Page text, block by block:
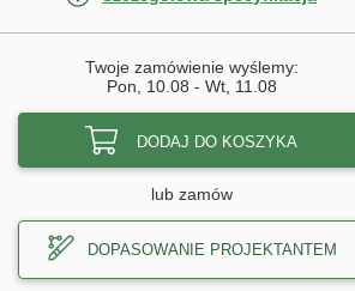
Twoje zamówienie wyślemy:
Pon, 10.08 - Wt, 11.08
DODAJ DO KOSZYKA
lub zamów
DOPASOWANIE PROJEKTANTEM